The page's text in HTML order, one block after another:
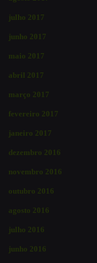
julho 2017
junho 2017
maio 2017
abril 2017
março 2017
fevereiro 2017
janeiro 2017
dezembro 2016
novembro 2016
outubro 2016
agosto 2016
julho 2016
junho 2016